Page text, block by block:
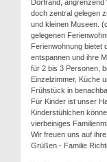
Dorfrand, angrenzend
doch zentral gelegen
und kleinen Museen.
gelegenen
Ferienwohnung bietet
entspannen und ihre
für 2 bis 3 Personen,
Einzelzimmer, Küche
Frühstück in
Für Kinder ist unser
Kinderstühlchen
vierbeiniges
Wir freuen uns auf
Grüßen - Familie